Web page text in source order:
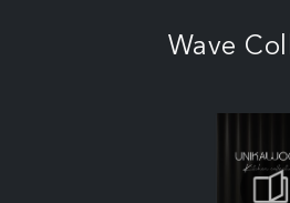
Wave